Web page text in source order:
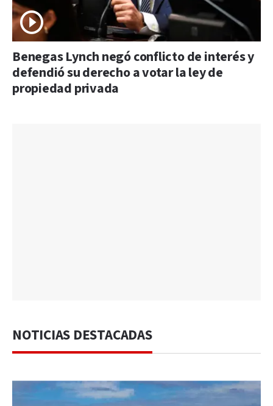
Benegas Lynch negó conflicto de interés y
defendió su derecho a votar la ley de
propiedad privada
NOTICIAS DESTACADAS